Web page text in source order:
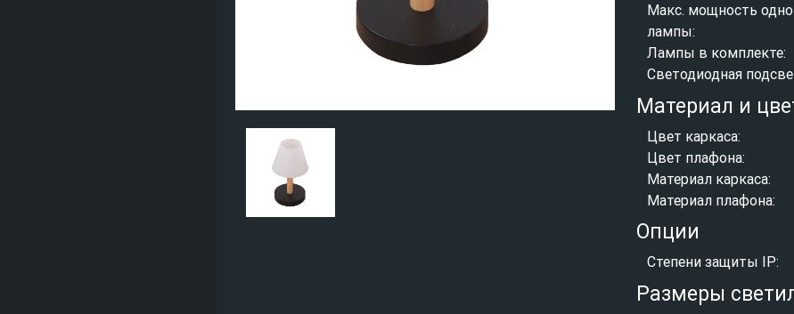
Макс. мощность
лампы:
Лампы в комплекте:
Светодиодная
Материал и
Цвет каркаса:
Цвет плафона:
Материал каркаса:
Материал плафона:
Опции
Степени защиты IP:
Размеры